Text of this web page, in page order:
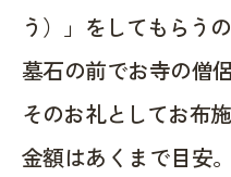
う）」をしてもらう
墓石の前でお寺の僧
そのお礼としてお布
金額はあくまで目安